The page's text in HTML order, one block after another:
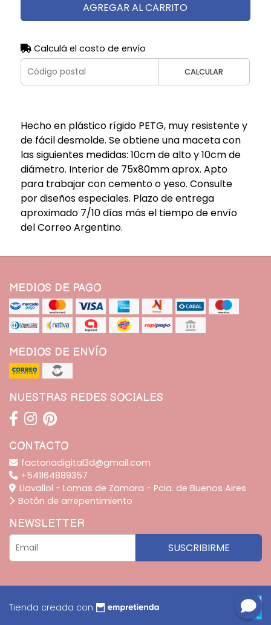
AGREGAR AL CARRITO
Calculá el costo de envío
CALCULAR
Hecho en plástico rígido PETG, muy resistente y
de fácil desmolde. Se obtiene una maceta con
las siguientes medidas: 10cm de alto y 10cm de
diámetro. Interior de 75x80mm aprox. Apto
para trabajar con cemento o yeso. Consulte
por diseños especiales. Plazo de entrega
aproximado 7/10 días más el tiempo de envío
del Correo Argentino.
MEDIOS DE PAGO
MEDIOS DE ENVÍO
NUESTRAS REDES SOCIALES
CONTACTO
factoriadigital3d@gmail.com
+541164889357
Llavallol - Lomas de Zamora - Pcia. de Buenos Aires
Botón de arrepentimiento
NEWSLETTER
SUSCRIBIRME
Tienda creada con